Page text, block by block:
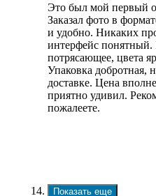
Это был мой первый
Заказал фото в
и удобно. Никаких
интерфейс понятный.
потрясающее, цвета
Упаковка добротная,
доставке. Цена
приятно удивил.
пожалеете.
Показать еще